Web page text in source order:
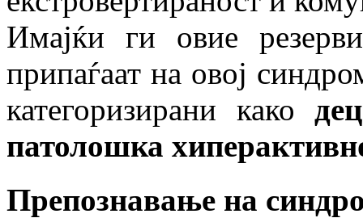
Имајќи ги овие
припаѓаат на овој
категоризирани како
патолошка
Препознавање на